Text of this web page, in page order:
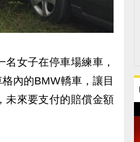
女子在停車場練車，
內的BMW轎車，讓目
未來要支付的賠償金額